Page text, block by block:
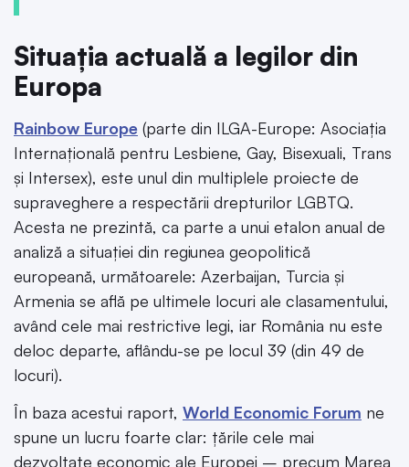
Situația actuală a legilor din
Europa
Rainbow Europe (parte din ILGA-Europe: Asociația
Internațională pentru Lesbiene, Gay, Bisexuali, Trans
și Intersex), este unul din multiplele proiecte de
supraveghere a respectării drepturilor LGBTQ.
Acesta ne prezintă, ca parte a unui etalon anual de
analiză a situației din regiunea geopolitică
europeană, următoarele: Azerbaijan, Turcia și
Armenia se află pe ultimele locuri ale clasamentului,
având cele mai restrictive legi, iar România nu este
deloc departe, aflându-se pe locul 39 (din 49 de
locuri).
În baza acestui raport, World Economic Forum ne
spune un lucru foarte clar: țările cele mai
dezvoltate economic ale Europei – precum Marea